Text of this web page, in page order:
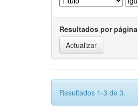
Resultados por página
Resultados 1-3 de 3.